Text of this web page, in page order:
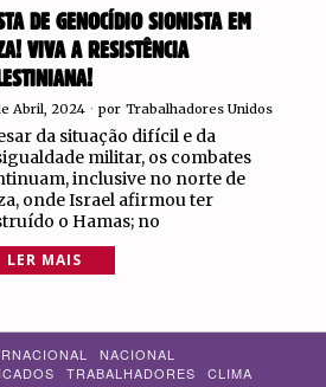
DE GENOCÍDIO SIONISTA EM
VIVA A RESISTÊNCIA
Abril, 2024 por Trabalhadores Unidos
da situação difícil e da
militar, os combates
inclusive no norte de
onde Israel afirmou ter
o Hamas; no
LER MAIS
NACIONAL
TRABALHADORES
CLIMA